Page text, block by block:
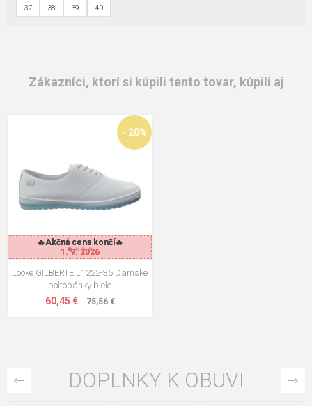
37 38 39 40
Zákazníci, ktorí si kúpili tento tovar, kúpili aj
🔥Akčná cena končí🔥
1. 9. 2026
🔥Akčná cena končí🔥
1. 9. 2026
- 20%
Looke GILBERTE L1222-35 Dámske
poltopánky biele
60,45 € 75,56 €
DOPLNKY K OBUVI